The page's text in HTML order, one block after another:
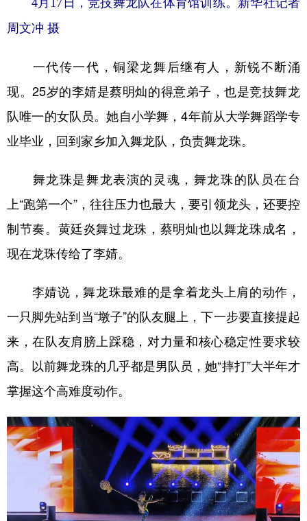
周文冲 摄
一代传一代，铜梁龙舞后继有人，新锐不断涌
现。25岁的李婧是蔡明灿的得意弟子，也是竞技舞龙
队唯一的女队员。她自小学舞，4年前从大学舞蹈学专
业毕业，回到家乡加入舞龙队，负责舞龙珠。
舞龙珠是舞龙表演的灵魂，舞龙珠的队员在台
上“跑第一个”，往往压力也最大，要引领龙头，还要控
制节奏。黄廷炎舞过龙珠，蔡明灿也以舞龙珠成名，
现在龙珠传给了李婧。
李婧说，舞龙珠最难的是拿着龙头上肩的动作，
一只脚先站到当“墩子”的队友腿上，下一步要直接提起
来，在队友肩膀上踩稳，对力量和核心稳定性要求较
高。以前舞龙珠的几乎都是男队员，她“摔打”大半年才
掌握这个高难度动作。